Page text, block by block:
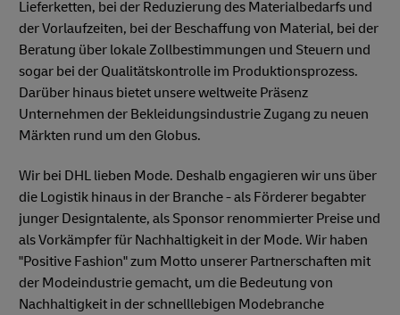
Lieferketten, bei der Reduzierung des Materialbedarfs und
der Vorlaufzeiten, bei der Beschaffung von Material, bei der
Beratung über lokale Zollbestimmungen und Steuern und
sogar bei der Qualitätskontrolle im Produktionsprozess.
Darüber hinaus bietet unsere weltweite Präsenz
Unternehmen der Bekleidungsindustrie Zugang zu neuen
Märkten rund um den Globus.
Wir bei DHL lieben Mode. Deshalb engagieren wir uns über
die Logistik hinaus in der Branche - als Förderer begabter
junger Designtalente, als Sponsor renommierter Preise und
als Vorkämpfer für Nachhaltigkeit in der Mode. Wir haben
"Positive Fashion" zum Motto unserer Partnerschaften mit
der Modeindustrie gemacht, um die Bedeutung von
Nachhaltigkeit in der schnelllebigen Modebranche